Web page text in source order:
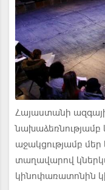
Հայաստանի
աջակցությամբ
տաղավարով
կինոփառատոնին